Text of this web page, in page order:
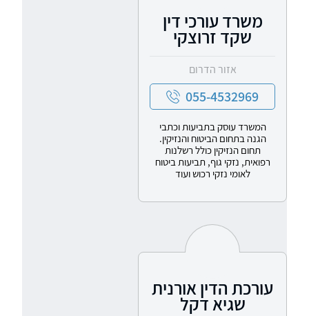
משרד עורכי דין
שקד זרוצקי
אזור הדרום
055-4532969
המשרד עוסק בתביעות וכתבי
הגנה בתחום הביטוח והנזיקין.
תחום הנזיקין כולל רשלנות
רפואית, נזקי גוף, תביעות ביטוח
לאומי נזקי רכוש ועוד
עורכת הדין אורנית
שגיא דקל